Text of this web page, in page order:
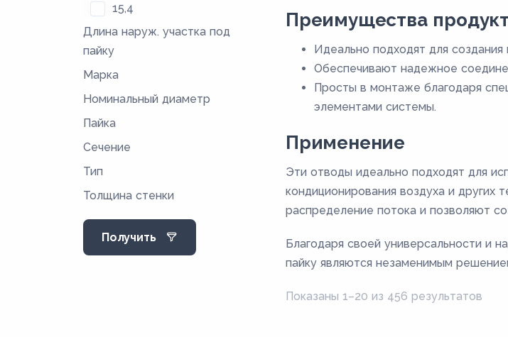
15,4
16,4
18,4
19
21
23
27
32,5
Длина наруж. участка под
пайку
Марка
Номинальный диаметр
Пайка
Сечение
Тип
Толщина стенки
Получить
Преимущества
Идеально подходят для
Обеспечивают надежное
Просты в монтаже благодаря
элементами системы.
Применение
Эти отводы идеально подходят для
кондиционирования воздуха и других
распределение потока и позволяют
Благодаря своей универсальности и
пайку являются незаменимым
Показаны 1–20 из 456 результатов